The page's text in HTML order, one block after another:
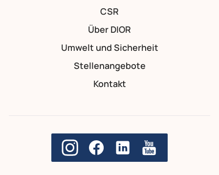
CSR
Über DIOR
Umwelt und Sicherheit
Stellenangebote
Kontakt